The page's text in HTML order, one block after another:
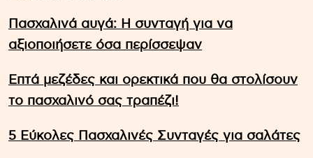
Πασχαλινά αυγά: Η συνταγή για να
αξιοποιήσετε όσα περίσσεψαν
Επτά μεζέδες και ορεκτικά που θα στολίσουν
το πασχαλινό σας τραπέζι!
5 Εύκολες Πασχαλινές Συνταγές για σαλάτες